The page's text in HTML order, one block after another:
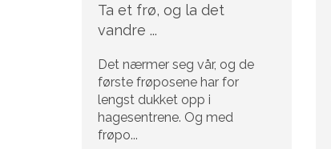
Ta et frø, og la det
vandre ...
Det nærmer seg vår, og de
første frøposene har for
lengst dukket opp i
hagesentrene. Og med
frøpo...